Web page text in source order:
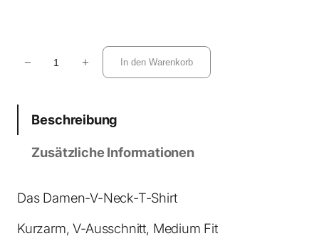
l
l
T
− + In den Warenkorb
Beschreibung
Zusätzliche Informationen
Das Damen-V-Neck-T-Shirt
Kurzarm, V-Ausschnitt, Medium Fit